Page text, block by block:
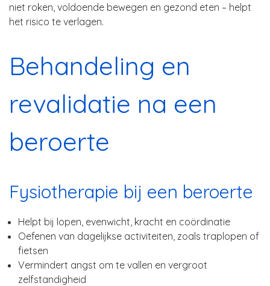
niet roken, voldoende bewegen en gezond eten – helpt
het risico te verlagen.
Behandeling en
revalidatie na een
beroerte
Fysiotherapie bij een beroerte
Helpt bij lopen, evenwicht, kracht en coördinatie
Oefenen van dagelijkse activiteiten, zoals traplopen of
fietsen
Vermindert angst om te vallen en vergroot
zelfstandigheid